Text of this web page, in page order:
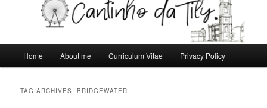
Home About me Curriculum Vitae Privacy Policy
TAG ARCHIVES:BRIDGEWATER